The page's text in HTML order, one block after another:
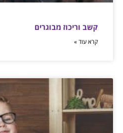
קשב וריכוז מבוגרים
קרא עוד »